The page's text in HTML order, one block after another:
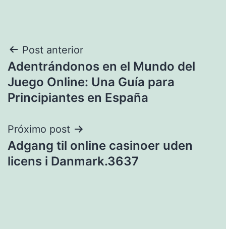
Navegação
de
Post
Post anterior
Adentrándonos en el Mundo del
Juego Online: Una Guía para
Principiantes en España
Próximo post
Adgang til online casinoer uden
licens i Danmark.3637